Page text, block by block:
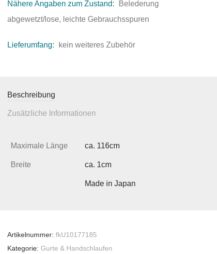
Nähere Angaben zum Zustand:
Belederung
abgewetzt/lose, leichte Gebrauchsspuren
Lieferumfang: kein weiteres Zubehör
Beschreibung
Zusätzliche Informationen
Maximale Länge ca. 116cm
Breite ca. 1cm
Made in Japan
Artikelnummer: fkU10177185
Kategorie: Gurte & Handschlaufen